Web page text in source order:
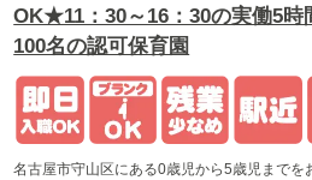
OK★11：30～16：30の実働5
100名の認可保育園
名古屋市守山区にある0歳児から5歳児まで